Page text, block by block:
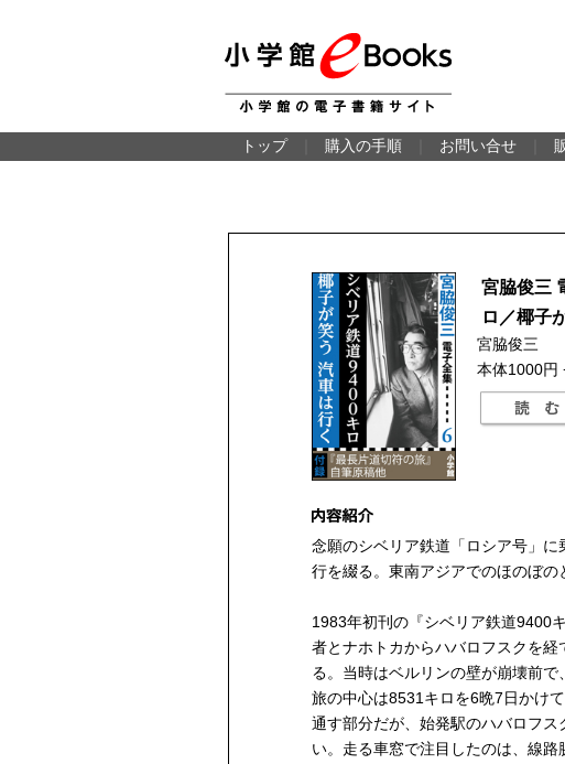
トップ 購入の手順 お問い合せ
宮脇俊三
ロ／椰子
宮脇俊三
本体1000円
念願のシベリア鉄道「ロシア号」
行を綴る。東南アジアでのほのぼの
1983年初刊の『シベリア鉄道9400
者とナホトカからハバロフスクを
る。当時はベルリンの壁が崩壊前で
旅の中心は8531キロを6晩7日かけ
通す部分だが、始発駅のハバロフ
い。走る車窓で注目したのは、線